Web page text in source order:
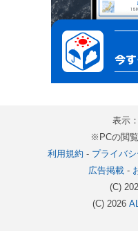
表示：
※PCの閲
利用規約 - プライバ
広告掲載-
(C)
(C) 2026